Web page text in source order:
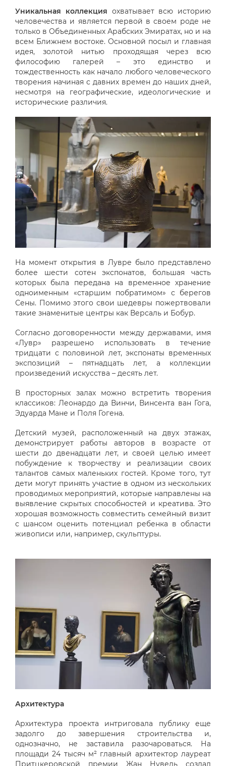
Уникальная коллекция охватывает всю историю
человечества и является первой в своем роде не
только в Объединенных Арабских Эмиратах, но и на
всем Ближнем востоке. Основной посыл и главная
идея, золотой нитью проходящая через всю
философию галерей – это единство и
тождественность как начало любого человеческого
творения начиная с давних времен до наших дней,
несмотря на географические, идеологические и
исторические различия.
На момент открытия в Лувре было представлено
более шести сотен экспонатов, большая часть
которых была передана на временное хранение
одноименным «старшим побратимом» с берегов
Сены. Помимо этого свои шедевры пожертвовали
такие знаменитые центры как Версаль и Бобур.
Согласно договоренности между державами, имя
«Лувр» разрешено использовать в течение
тридцати с половиной лет, экспонаты временных
экспозиций – пятнадцать лет, а коллекции
произведений искусства – десять лет.
В просторных залах можно встретить творения
классиков: Леонардо да Винчи, Винсента ван Гога,
Эдуарда Мане и Поля Гогена.
Детский музей, расположенный на двух этажах,
демонстрирует работы авторов в возрасте от
шести до двенадцати лет, и своей целью имеет
побуждение к творчеству и реализации своих
талантов самых маленьких гостей. Кроме того, тут
дети могут принять участие в одном из нескольких
проводимых мероприятий, которые направлены на
выявление скрытых способностей и креатива. Это
хорошая возможность совместить семейный визит
с шансом оценить потенциал ребенка в области
живописи или, например, скульптуры.
Архитектура
Архитектура проекта интриговала публику еще
задолго до завершения строительства и,
однозначно, не заставила разочароваться. На
площади 24 тысяч м² главный архитектор лауреат
Притцкеровской премии Жан Нувель создал